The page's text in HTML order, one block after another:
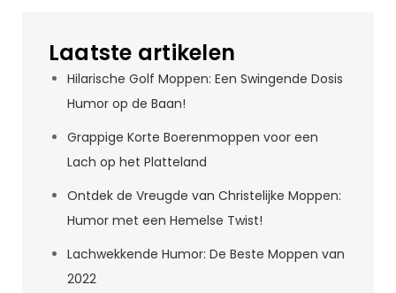
Laatste artikelen
Hilarische Golf Moppen: Een Swingende Dosis
Humor op de Baan!
Grappige Korte Boerenmoppen voor een
Lach op het Platteland
Ontdek de Vreugde van Christelijke Moppen:
Humor met een Hemelse Twist!
Lachwekkende Humor: De Beste Moppen van
2022